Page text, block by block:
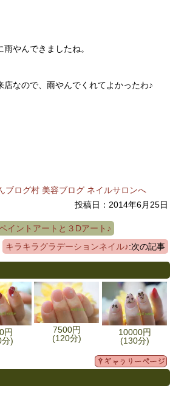
やんできましたね。
なので、雨やんでくれてよかったわ♪
投稿日：2014年6月25日
イントアートと３Dアート♪
キラキラグラデーションネイル♪:次の記事
円
)
7500円
(120分)
10000円
(130分)